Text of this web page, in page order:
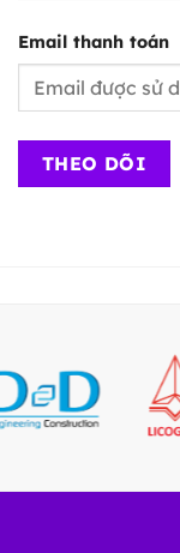
Email thanh toán
THEO DÕI